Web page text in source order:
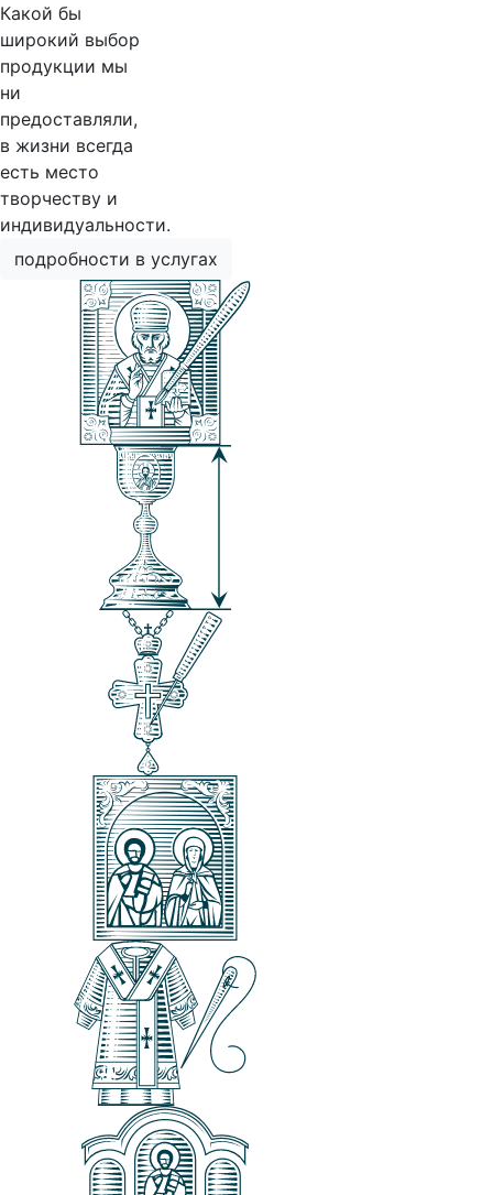
Какой бы
широкий выбор
продукции мы
ни
предоставляли,
в жизни всегда
есть место
творчеству и
индивидуальности.
подробности в услугах